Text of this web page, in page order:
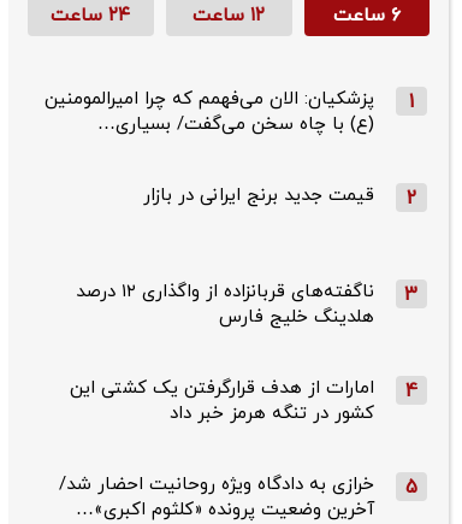
۶ ساعت ۱۲ ساعت ۲۴ ساعت
1
پزشکیان: الان می‌فهمم که چرا امیرالمومنین
(ع) با چاه سخن می‌گفت/ بسیاری…
2 قیمت جدید برنج ایرانی در بازار
3
ناگفته‌های قربانزاده از واگذاری ۱۲ درصد
هلدینگ خلیج فارس
4
امارات از هدف قرارگرفتن یک کشتی این
کشور در تنگه هرمز خبر داد
5
خرازی به دادگاه ویژه روحانیت احضار شد/
آخرین وضعیت پرونده «کلثوم اکبری»…